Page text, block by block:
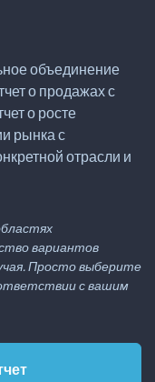
объединение
о продажах с
о росте
рынка с
отрасли и
вариантов
Просто выберите
с вашим